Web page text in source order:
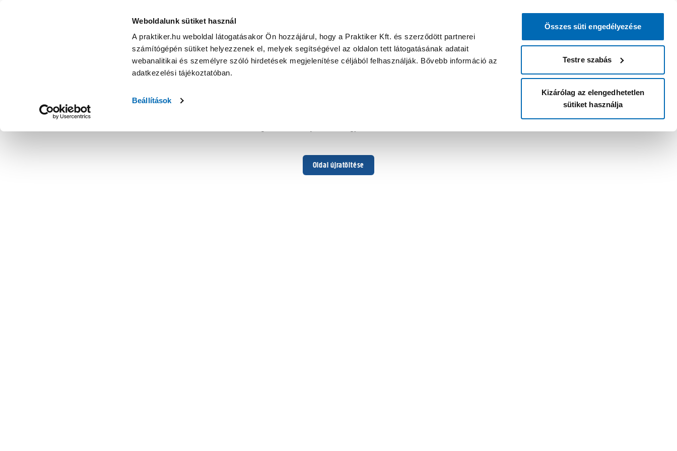
Weboldalunk sütiket használ
A praktiker.hu weboldal látogatásakor Ön hozzájárul, hogy a Praktiker Kft. és szerződött partnerei
számítógépén sütiket helyezzenek el, melyek segítségével az oldalon tett látogatásának adatait
webanalitikai és személyre szóló hirdetések megjelenítése céljából felhasználják. Bővebb információ az
adatkezelési tájékoztatóban.
Beállítások
Összes süti engedélyezése
Testre szabás
Kizárólag az elengedhetetlen
sütiket használja
Oldal újratöltése